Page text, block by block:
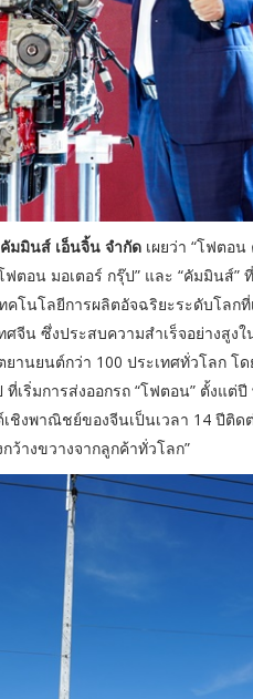
มมินส์ เอ็นจิ้น จำกัด เผยว่า “โฟตอ
ตอน มอเตอร์ กรุ๊ป” และ “คัมมินส์”
นโลยีการผลิตอัจฉริยะระดับโลกที่
จีน ซึ่งประสบความสำเร็จอย่างสู
านยนต์กว่า 100 ประเทศทั่วโลก
เริ่มการส่งออกรถ “โฟตอน” ตั้งแต่
ชิงพาณิชย์ของจีนเป็นเวลา 14 ปีติ
ว้างขวางจากลูกค้าทั่วโลก”